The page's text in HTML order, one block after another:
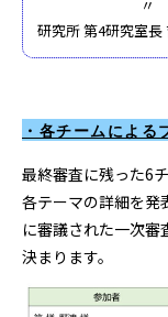
〃 研究開発
研究所 第4研究室長
・各チームによる
最終審査に残った6
各テーマの詳細を発
に審議された一次
決まります。